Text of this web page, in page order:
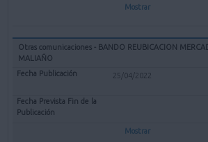
Mostrar
Otras comunicaciones - BANDO REUBICACION
MALIAÑO
25/04/2022
Mostrar